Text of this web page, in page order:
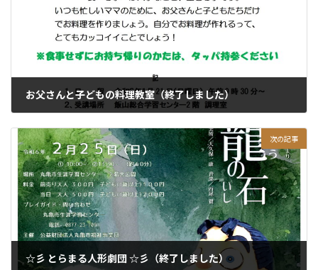
お父さんと子どもの料理教室（終了しました）
次の記事
☆彡 とらまる人形劇団 ☆彡（終了しました）